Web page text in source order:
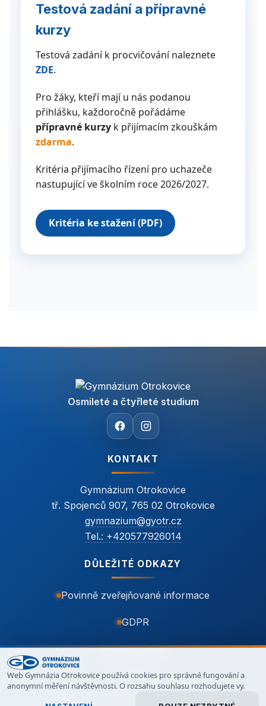
Testová zadání a přípravné
kurzy
Testová zadání k procvičování naleznete
ZDE.
Pro žáky, kteří mají u nás podanou
přihlášku, každoročně pořádáme
přípravné kurzy k přijímacím zkouškám
zdarma.
Kritéria přijímacího řízení pro uchazeče
nastupující ve školním roce 2026/2027.
Kritéria ke stažení (PDF)
Osmileté a čtyřleté studium
KONTAKT
Gymnázium Otrokovice
tř. Spojenců 907, 765 02 Otrokovice
gymnazium@gyotr.cz
Tel.: +420577926014
DŮLEŽITÉ ODKAZY
Povinně zveřejňované informace
GDPR
Historie školy
Kontakt
Web Gymnázia Otrokovice používá cookies pro správné fungování a
anonymní měření návštěvnosti. O rozsahu souhlasu rozhodujete vy.